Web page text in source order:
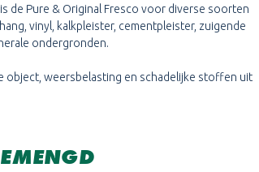
de Pure & Original Fresco voor diverse soorten
vinyl, kalkpleister, cementpleister, zuigende
ondergronden.
object, weersbelasting en schadelijke stoffen uit